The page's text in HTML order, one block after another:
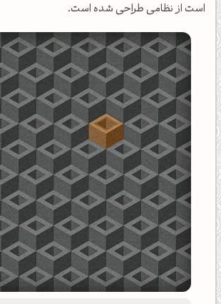
است از نظامی طراحی شده است.